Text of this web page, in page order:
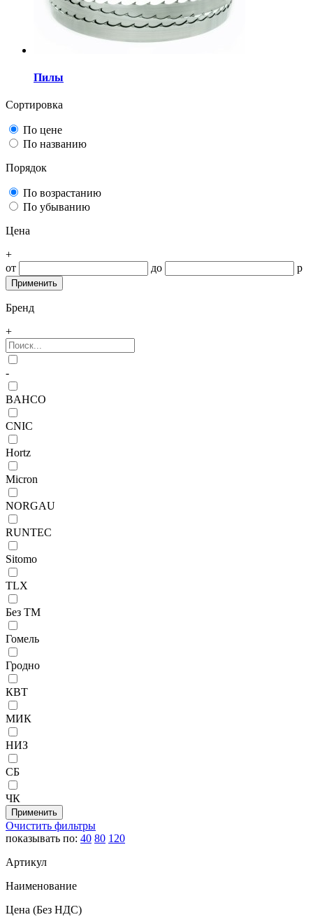
Пилы
Сортировка
По цене
По названию
Порядок
По возрастанию
По убыванию
Цена
+
от
до р
Бренд
+
-
BAHCO
CNIC
Hortz
Micron
NORGAU
RUNTEC
Sitomo
TLX
Без ТМ
Гомель
Гродно
КВТ
МИК
НИЗ
СБ
ЧК
Очистить фильтры
показывать по: 40 80 120
Артикул
Наименование
Цена (Без НДС)